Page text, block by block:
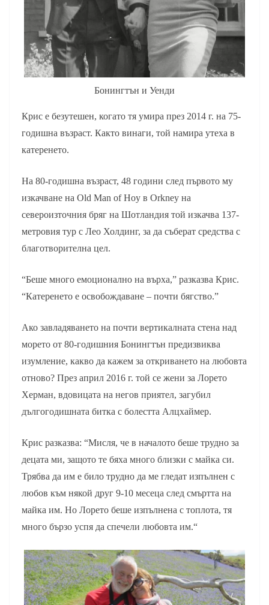
Бонингтън и Уенди
Крис е безутешен, когато тя умира през 2014 г. на 75-
годишна възраст. Както винаги, той намира утеха в
катеренето.
На 80-годишна възраст, 48 години след първото му
изкачване на Old Man of Hoy в Orkney на
североизточния бряг на Шотландия той изкачва 137-
метровия тур с Лео Холдинг, за да съберат средства с
благотворителна цел.
“Беше много емоционално на върха,” разказва Крис.
“Катеренето е освобождаване – почти бягство.”
Ако завладяването на почти вертикалната стена над
морето от 80-годишния Бонингтън предизвиква
изумление, какво да кажем за откриването на любовта
отново? През април 2016 г. той се жени за Лорето
Херман, вдовицата на негов приятел, загубил
дългогодишната битка с болестта Алцхаймер.
Крис разказва: “Мисля, че в началото беше трудно за
децата ми, защото те бяха много близки с майка си.
Трябва да им е било трудно да ме гледат изпълнен с
любов към някой друг 9-10 месеца след смъртта на
майка им. Но Лорето беше изпълнена с топлота, тя
много бързо успя да спечели любовта им.“